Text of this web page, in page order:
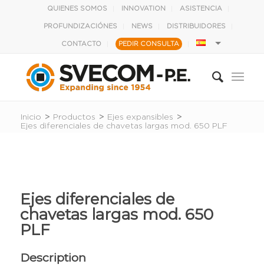
QUIENES SOMOS INNOVATION ASISTENCIA
PROFUNDIZACIÓNES NEWS DISTRIBUIDORES
CONTACTO PEDIR CONSULTA
Inicio > Productos > Ejes expansibles >
Ejes diferenciales de chavetas largas mod. 650 PLF
Ejes diferenciales de
chavetas largas mod. 650
PLF
Description